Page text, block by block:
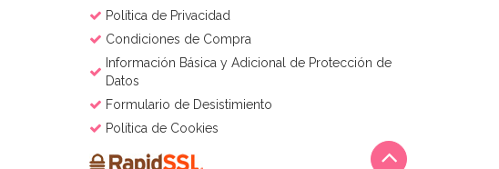
Política de Privacidad
Condiciones de Compra
Información Básica y Adicional de Protección de
Datos
Formulario de Desistimiento
Política de Cookies